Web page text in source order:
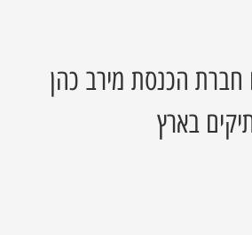
חברת הכנסת מירב כהן
בארץ